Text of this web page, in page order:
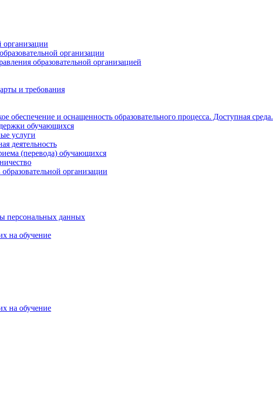
организации
организации
образовательной организацией
и требования
обеспечение и оснащенность образовательного процесса. Доступная среда.
обучающихся
услуги
деятельность
(перевода) обучающихся
организации
персональных данных
на обучение
на обучение